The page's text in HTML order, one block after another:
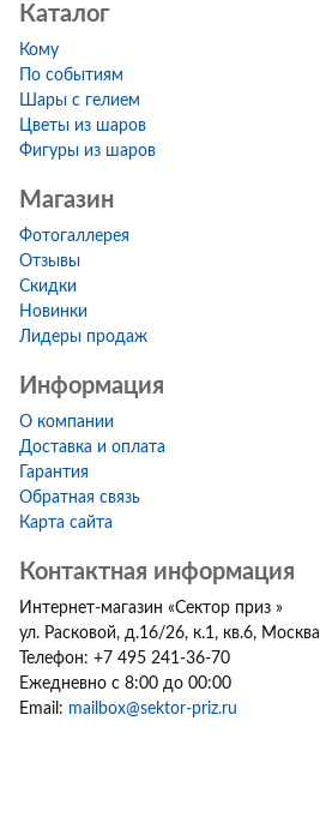
Каталог
Кому
По событиям
Шары с гелием
Цветы из шаров
Фигуры из шаров
Магазин
Фотогаллерея
Отзывы
Скидки
Новинки
Лидеры продаж
Информация
О компании
Доставка и оплата
Гарантия
Обратная связь
Карта сайта
Контактная информация
Интернет-магазин «Сектор приз »
ул. Расковой, д.16/26, к.1, кв.6, Москва
Телефон: +7 495 241-36-70
Ежедневно с 8:00 до 00:00
Email: mailbox@sektor-priz.ru